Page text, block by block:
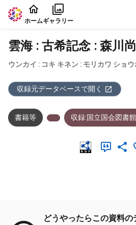
本文に飛ぶ
ホームギャラリー
雲海 : 古希記念 : 森川
ウンカイ : コキ キネン : モリカワ ショ
収録元データベースで開く
書籍等 収録:国立国会図書
どうやったらこの資料